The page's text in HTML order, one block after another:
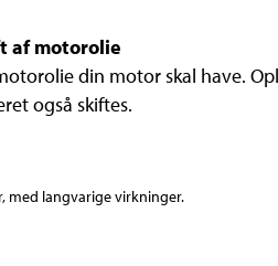
af motorolie
din motor skal have.
også skiftes.
med langvarige virkninger.